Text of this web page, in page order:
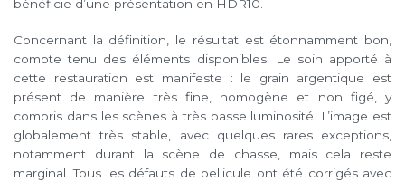
bénéficie d’une présentation en HDR10.
Concernant la définition, le résultat est étonnamment bon,
compte tenu des éléments disponibles. Le soin apporté à
cette restauration est manifeste : le grain argentique est
présent de manière très fine, homogène et non figé, y
compris dans les scènes à très basse luminosité. L’image est
globalement très stable, avec quelques rares exceptions,
notamment durant la scène de chasse, mais cela reste
marginal. Tous les défauts de pellicule ont été corrigés avec